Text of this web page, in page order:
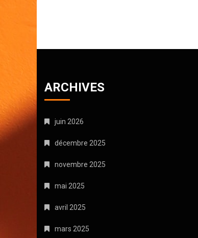
ARCHIVES
juin 2026
décembre 2025
novembre 2025
mai 2025
avril 2025
mars 2025